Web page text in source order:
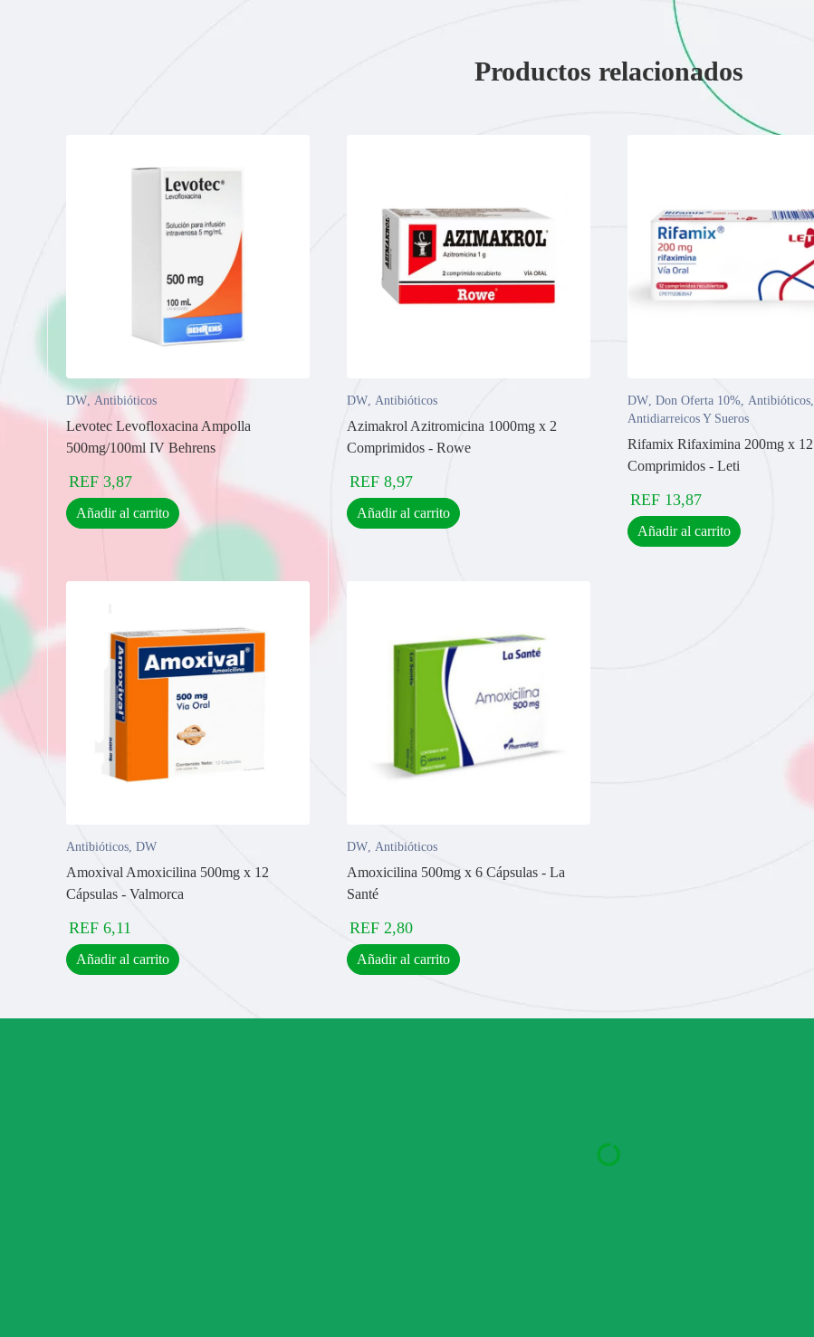
Productos relacionados
DW, Antibióticos
Levotec Levofloxacina Ampolla
500mg/100ml IV Behrens
REF 3,87
Añadir al carrito
DW, Antibióticos
Azimakrol Azitromicina 1000mg x 2
Comprimidos - Rowe
REF 8,97
Añadir al carrito
DW, Don Oferta 10%, Antibióticos,
Antidiarreicos Y Sueros
Rifamix Rifaximina 200mg x 12
Comprimidos - Leti
REF 13,87
Añadir al carrito
Antibióticos, DW
Amoxival Amoxicilina 500mg x 12
Cápsulas - Valmorca
REF 6,11
Añadir al carrito
DW, Antibióticos
Amoxicilina 500mg x 6 Cápsulas - La
Santé
REF 2,80
Añadir al carrito